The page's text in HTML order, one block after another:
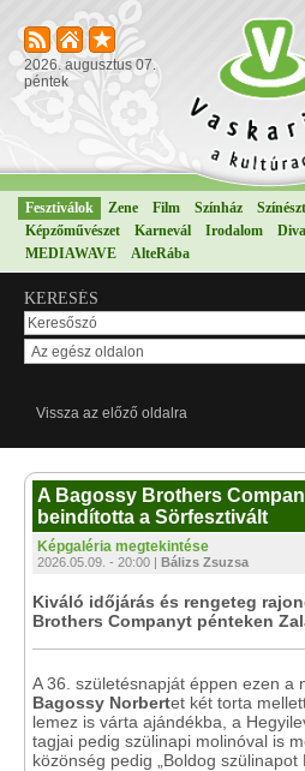
2026. augusztus 07.
péntek
Fesztiválok Zene Film Színház
Képzőművészet
Karnevál Irodalom
MEDIAWAVE
AlteRába
KERESÉS
Vissza az előző oldalra
A Bagossy Brothers
beindította a Sörfesztivált
Képgaléria megtekintése
2026.05.09. - 20:00 | Bálizs Zsuzsa
Kiváló időjárás és rengeteg
Brothers Companyt pénteken
A 36. születésnapját éppen ezen a
Bagossy Norbertet két torta
lemez is várta ajándékba, a
tagjai pedig szülinapi molinóval is
közönség pedig „Boldog szülinapot